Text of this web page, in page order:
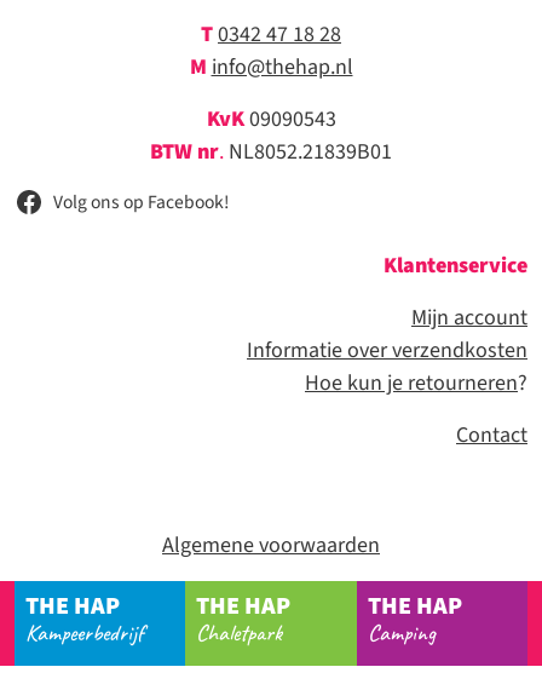
T0342 47 18 28
Minfo@thehap.nl
KvK09090543
BTW nr. NL8052.21839B01
Volg ons op Facebook!
Klantenservice
Mijn account
Informatie over verzendkosten
Hoe kun je retourneren?
Contact
Algemene voorwaarden
THE HAP
Kampeerbedrijf
THE HAP
Chaletpark
THE HAP
Camping